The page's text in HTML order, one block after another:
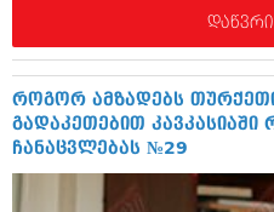
იანვარი 2013 (334)
ნოემბერი 2012 (295)
სექტემბერი 2012 (264)
აგვისტო 2012 (268)
ივლისი 2012 (322)
ივნისი 2012 (282)
მაისი 2012 (240)
როგორ ამზადებს
გადაკეთებით კავკასიაში
ჩანაცვლებას №29